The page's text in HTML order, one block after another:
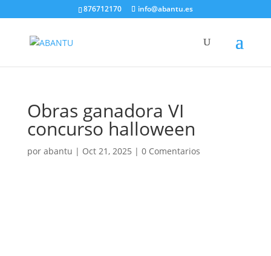
876712170 info@abantu.es
Obras ganadora VI
concurso halloween
por abantu | Oct 21, 2025 | 0 Comentarios